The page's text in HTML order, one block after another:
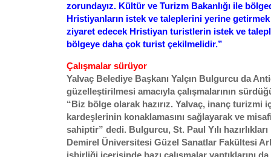
zorundayız. Kültür ve Turizm Bakanlığı ile
Hristiyanların istek ve taleplerini yerine
ziyaret edecek Hristiyan turistlerin istek ve
bölgeye daha çok turist çekilmelidir.”
Çalışmalar sürüyor
Yalvaç Belediye Başkanı Yalçın Bulgurcu da
güzelleştirilmesi amacıyla çalışmalarının
“Biz bölge olarak hazırız. Yalvaç, inanç turizmi
kardeşlerinin konaklamasını sağlayarak ve
sahiptir” dedi. Bulgurcu, St. Paul Yılı
Demirel Üniversitesi Güzel Sanatlar Fakültesi
işbirliği içerisinde bazı çalışmalar yaptıklarını